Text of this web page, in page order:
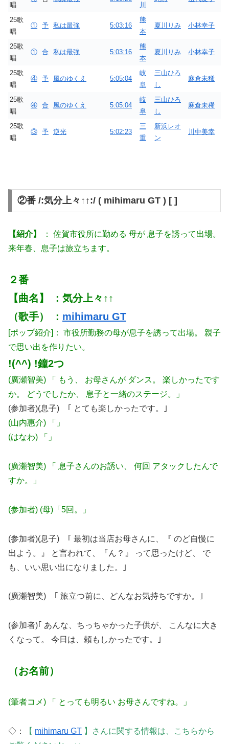
唱
川
25歌
唱
① 予 私は最強 5:03:16
熊
本
夏川りみ 小林幸子
25歌
唱
① 合 私は最強 5:03:16
熊
本
夏川りみ 小林幸子
25歌
唱
④ 予 風のゆくえ 5:05:04
岐
阜
三山ひろ
し
麻倉未稀
25歌
唱
④ 合 風のゆくえ 5:05:04
岐
阜
三山ひろ
し
麻倉未稀
25歌
唱
③ 予 逆光 5:02:23
三
重
新浜レオ
ン
川中美幸
②番 /:気分上々↑↑:/ ( mihimaru GT ) [ ]
【紹介】
： 佐賀市役所に勤める 母が 息子を誘って出場。
来年春、息子は旅立ちます。
２番
【曲名】 ：気分上々↑↑
（歌手） ： mihimaru GT
[ポップ紹介]： 市役所勤務の母が息子を誘って出場。 親子
で思い出を作りたい。
!(^^) !鐘2つ
(廣瀬智美) 「 もう、 お母さんが ダンス。 楽しかったです
か。 どうでしたか、 息子と一緒のステージ。」
(参加者)(息子) ｢ とても楽しかったです。｣
(山内惠介) 「」
(はなわ) 「」
(廣瀬智美) 「 息子さんのお誘い、 何回 アタックしたんで
すか。」
(参加者) (母)「5回。」
(参加者)(息子) ｢ 最初は当店お母さんに、『 のど自慢に
出よう。』 と言われて、『ん？』 って思ったけど、 で
も、いい思い出になりました。｣
(廣瀬智美) ｢ 旅立つ前に、どんなお気持ちですか。｣
(参加者)｢ あんな、ちっちゃかった子供が、 こんなに大き
くなって。 今日は、頼もしかったです。｣
（お名前）
(筆者コメ) 「 とっても明るい お母さんですね。」
◇： 【 mihimaru GT 】さんに関する情報は、こちらから